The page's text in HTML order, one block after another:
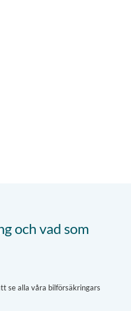
och vad som
se alla våra bilförsäkringars